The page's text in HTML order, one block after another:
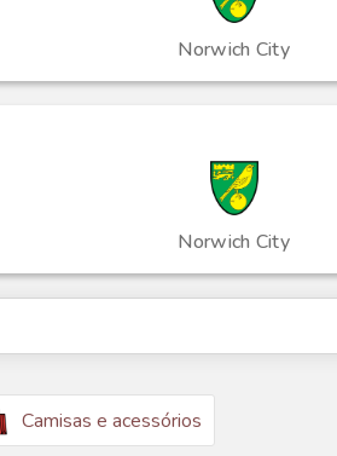
Norwich City
Norwich City
Camisas e acessórios